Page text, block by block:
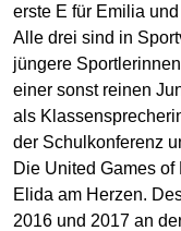
erste E für Emilia
Alle drei sind in
jüngere
einer sonst reinen
als
der Schulkonferenz
Die United Games
Elida am Herzen.
2016 und 2017 an